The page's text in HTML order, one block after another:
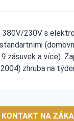
230V s
zásuvek a více).
zhruba na
KONTAKT NA